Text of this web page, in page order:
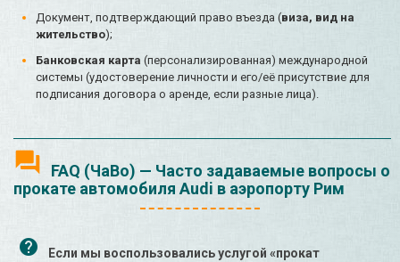
Документ, подтверждающий право въезда (виза, вид на
жительство);
Банковская карта (персонализированная) международной
системы (удостоверение личности и его/её присутствие для
подписания договора о аренде, если разные лица).
FAQ (ЧаВо) — Часто задаваемые вопросы о
прокате автомобиля Audi в аэропорту Рим
Если мы воспользовались услугой «прокат